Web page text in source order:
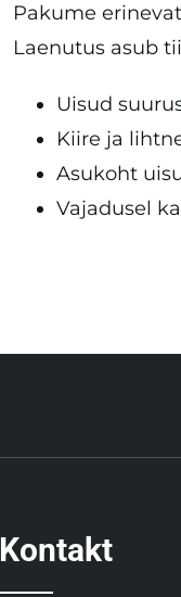
Pakume
Laenutus asub
Uisud
Kiire ja
Asukoht
Vajadusel
Kontakt